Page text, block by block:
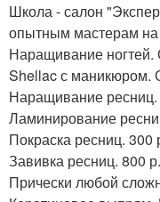
Школа - салон
опытным мастерам
Наращивание ногтей.
Shellac с маникюром.
Наращивание ресниц.
Ламинирование
Покраска ресниц. 300
Завивка ресниц. 800
Прически любой